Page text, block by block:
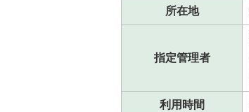
所在地
指定管理者
利用時間